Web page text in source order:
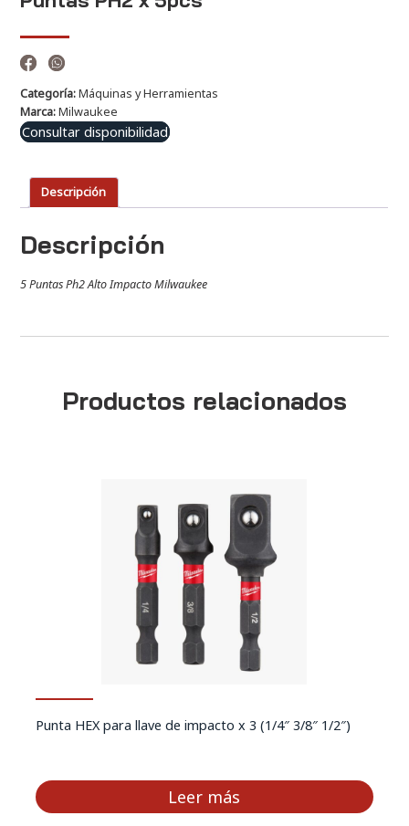
Categoría:Máquinas y Herramientas
Marca:Milwaukee
Consultar disponibilidad
Descripción
Descripción
5 Puntas Ph2 Alto Impacto Milwaukee
Productos relacionados
Punta HEX para llave de impacto x 3 (1/4″ 3/8″ 1/2″)
Leer más